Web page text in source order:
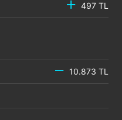
497 TL
10.873 TL